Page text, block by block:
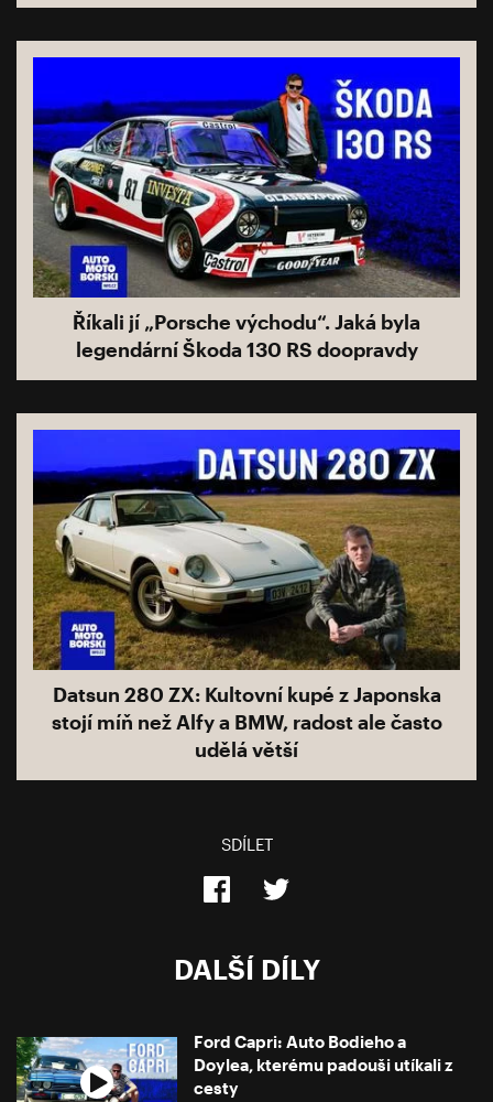
Říkali jí „Porsche východu“. Jaká byla
legendární Škoda 130 RS doopravdy
Datsun 280 ZX: Kultovní kupé z Japonska
stojí míň než Alfy a BMW, radost ale často
udělá větší
SDÍLET
DALŠÍ DÍLY
Ford Capri: Auto Bodieho a
Doylea, kterému padouši utíkali z
cesty